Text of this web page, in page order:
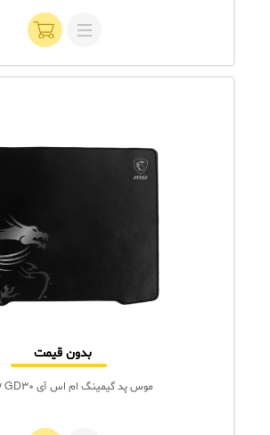
بدون قیمت
موس پد گیمینگ ام اس آی Agility GD30